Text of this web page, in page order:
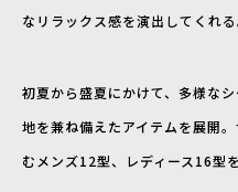
なリラックス感を演出してくれる
初夏から盛夏にかけて、多様な
地を兼ね備えたアイテムを展開
むメンズ12型、レディース16型